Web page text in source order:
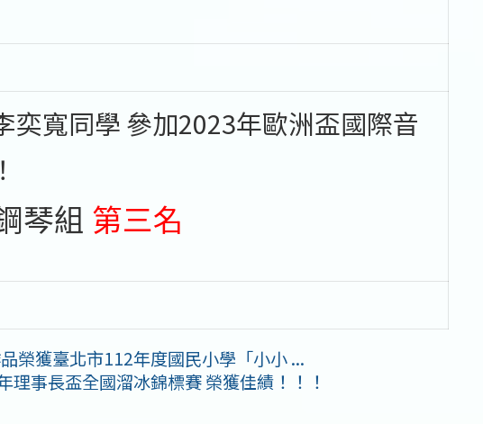
奕寬同學 參加2023年歐洲盃國際音
琴組 第三名
榮獲臺北市112年度國民小學「小小 ...
理事長盃全國溜冰錦標賽 榮獲佳績！！！